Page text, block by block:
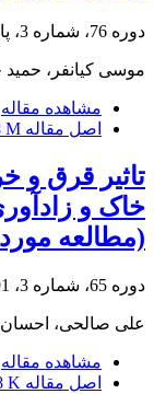
دوره 76، شماره 3، پاییز 1402، صفحه
موسی کیانفر، حمید
مشاهده مقاله
اصل مقاله M
تاثیر قرق
خاک و
(مطالعه
دوره 65، شماره 3، 1391، صفحه
علی صالحی،
مشاهده مقاله
اصل مقاله K